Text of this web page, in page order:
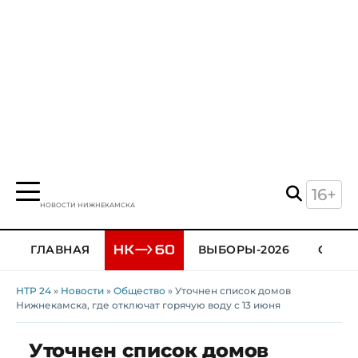
НОВОСТИ НИЖНЕКАМСКА
16+
ГЛАВНАЯ ВЫБОРЫ-2026
НТР 24 » Новости » Общество » Уточнен список домов
Нижнекамска, где отключат горячую воду с 13 июня
Уточнен список домов